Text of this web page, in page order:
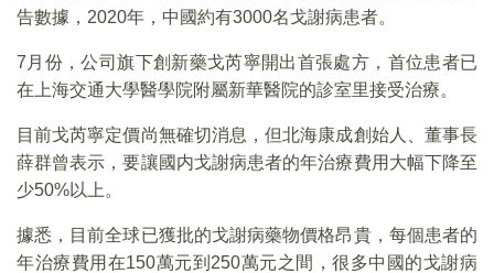
告數據，2020年，中國約有3000名戈謝病患者。
7月份，公司旗下創新藥戈芮寧開出首張處方，首位患者已
在上海交通大學醫學院附屬新華醫院的診室里接受治療。
目前戈芮寧定價尚無確切消息，但北海康成創始人、董事長
薛群曾表示，要讓國内戈謝病患者的年治療費用大幅下降至
少50%以上。
據悉，目前全球已獲批的戈謝病藥物價格昂貴，每個患者的
年治療費用在150萬元到250萬元之間，很多中國的戈謝病